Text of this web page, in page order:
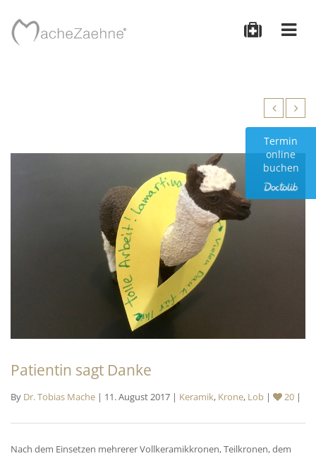
Termin
online
buchen
Patientin sagt Danke
By Dr. Tobias Mache | 11. August 2017 | Keramik, Krone, Lob | 20 |
Nach dem Einsetzen mehrerer Vollkeramikkronen, Teilkronen, dem